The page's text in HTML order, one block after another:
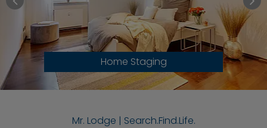
Home Staging
Mr. Lodge | Search.Find.Life.